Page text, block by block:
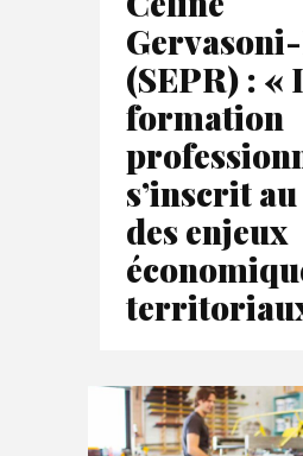
(SEPR) : «
formation
s’inscrit
des enjeux